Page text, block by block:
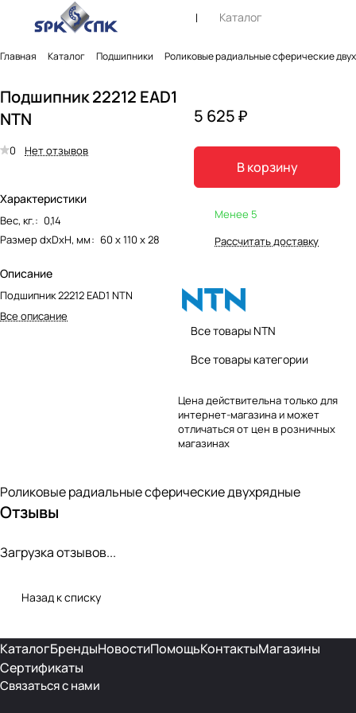
Каталог
Главная Каталог Подшипники Роликовые радиальные сферические
Подшипник 22212 EAD1
NTN
0 Нет отзывов
Характеристики
Вес, кг.: 0,14
Размер dxDxH, мм: 60 х 110 х 28
Описание
Подшипник 22212 EAD1 NTN
Все описание
5 625 ₽
В корзину
Менее 5
Рассчитать доставку
Все товары NTN
Все товары категории
Цена действительна только для
интернет-магазина и может
отличаться от цен в розничных
магазинах
Роликовые радиальные сферические двухрядные
Отзывы
Загрузка отзывов...
Назад к списку
КаталогБрендыНовостиПомощьКонтактыМагазины
Сертификаты
Связаться с нами